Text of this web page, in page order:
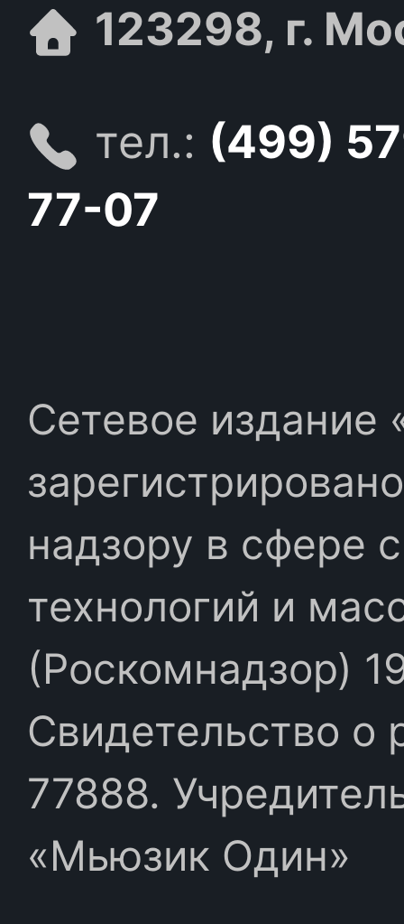
123298, г.
тел.: (499)
77-07
Сетевое издание
надзору в сфере
технологий и
(Роскомнадзор)
Свидетельство
77888.
«Мьюзик Один»